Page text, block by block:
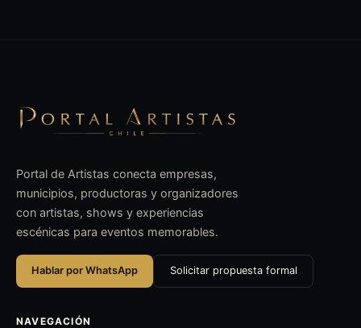
Portal de Artistas conecta empresas,
municipios, productoras y organizadores
con artistas, shows y experiencias
escénicas para eventos memorables.
Hablar por WhatsApp Solicitar propuesta formal
NAVEGACIÓN